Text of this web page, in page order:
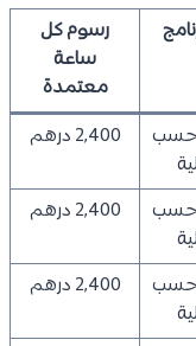
رسوم كل
ساعة
معتمدة
حسب
2,400 درهم
حسب
2,400 درهم
حسب
2,400 درهم